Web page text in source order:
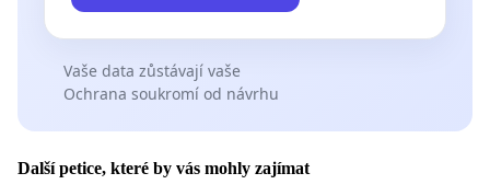
Vaše data zůstávají vaše
Ochrana soukromí od návrhu
Další petice, které by vás mohly zajímat